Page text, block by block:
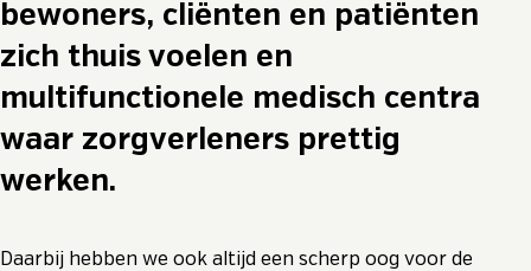
bewoners, cliënten en patiënten
zich thuis voelen en
multifunctionele medisch centra
waar zorgverleners prettig
werken.
Daarbij hebben we ook altijd een scherp oog voor de